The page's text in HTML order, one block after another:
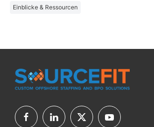
Einblicke & Ressourcen